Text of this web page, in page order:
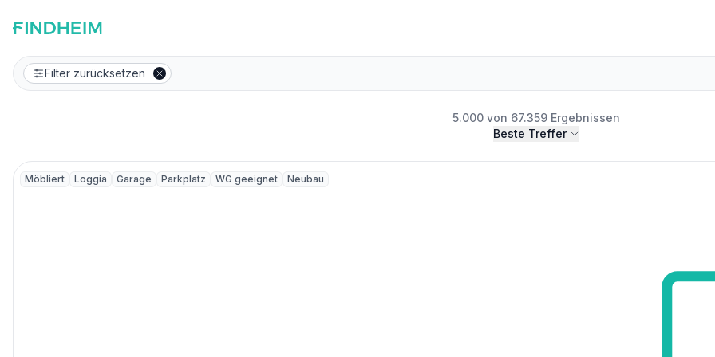
Filter zurücksetzen
5.000 von 67.359 Ergebnissen
Beste Treffer
Möbliert Loggia Garage Parkplatz WG geeignet Neubau